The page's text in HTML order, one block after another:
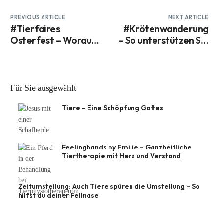
PREVIOUS ARTICLE
#Tierfaires
Osterfest – Worauf
NEXT ARTICLE
#Krötenwanderung
– So unterstützen Sie
Für Sie ausgewählt
Tiere – Eine Schöpfung Gottes
Feelinghands by Emilie – Ganzheitliche
Tiertherapie mit Herz und Verstand
Zeitumstellung: Auch Tiere spüren die Umstellung – So
hilfst du deiner Fellnase